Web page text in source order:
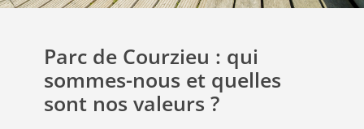
Parc de Courzieu : qui
sommes-nous et quelles
sont nos valeurs ?